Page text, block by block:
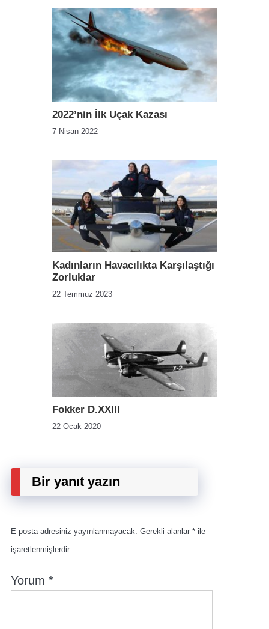
2022’nin İlk Uçak Kazası
7 Nisan 2022
Kadınların Havacılıkta Karşılaştığı
Zorluklar
22 Temmuz 2023
Fokker D.XXIII
22 Ocak 2020
Bir yanıt yazın
E-posta adresiniz yayınlanmayacak. Gerekli alanlar * ile
işaretlenmişlerdir
Yorum *